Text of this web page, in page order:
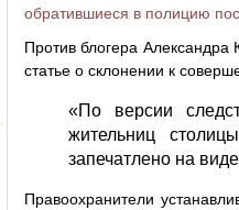
обратившиеся в полицию
Против блогера Александра
статье о склонении к
«По версии
жительниц
запечатлено на
Правоохранители